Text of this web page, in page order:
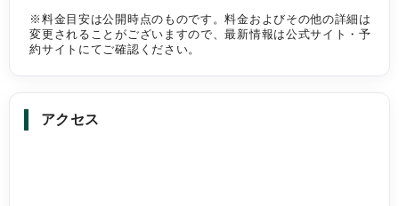
※料金目安は公開時点のものです。料金およびその他の詳細は
変更されることがございますので、最新情報は公式サイト・予
約サイトにてご確認ください。
アクセス